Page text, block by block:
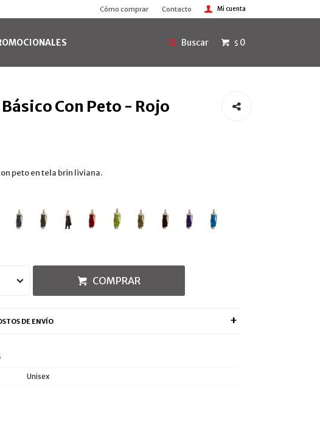
$ 0
Cómo comprar Contacto
Con Peto - Rojo
peto en tela brin liviana.
COMPRAR
DE ENVÍO
Unisex